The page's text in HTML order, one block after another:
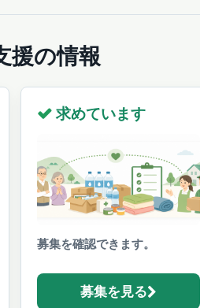
援の情報
求めています
募集を確認できます。
募集を見る